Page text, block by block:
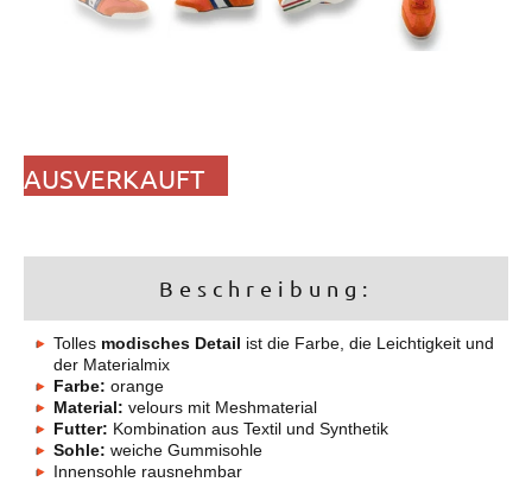
AUSVERKAUFT
Beschreibung:
Tolles modisches Detail ist die Farbe, die Leichtigkeit und
der Materialmix
Farbe: orange
Material: velours mit Meshmaterial
Futter: Kombination aus Textil und Synthetik
Sohle: weiche Gummisohle
Innensohle rausnehmbar